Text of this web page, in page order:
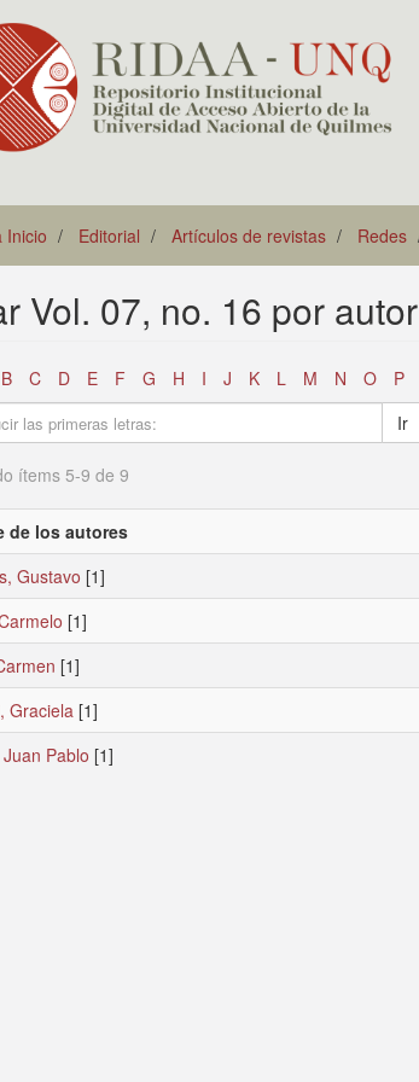
Inicio Editorial Artículos de revistas Redes
Vol. 07, no. 16 por autor
B C D E F G H I J K L M N O P
Ir
ítems 5-9 de 9
de los autores
Gustavo [1]
[1]
[1]
Graciela [1]
Pablo [1]